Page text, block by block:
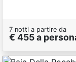
7 notti a partire da
€ 455 a